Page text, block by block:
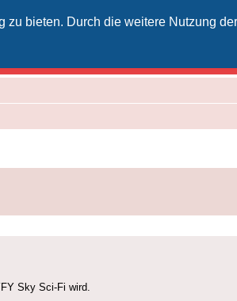
bieten. Durch die weitere Nutzung
Sky Sci-Fi wird.